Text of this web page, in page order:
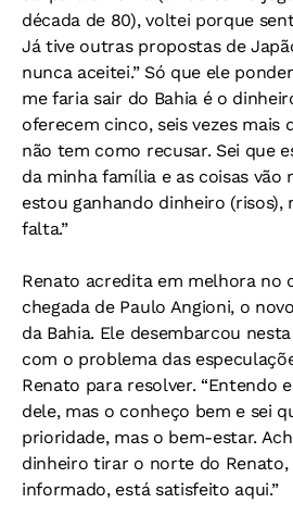
década de 80), voltei porque
Já tive outras propostas de
nunca aceitei.” Só que ele
me faria sair do Bahia é o
oferecem cinco, seis vezes mais
não tem como recusar. Sei que
da minha família e as coisas vão
estou ganhando dinheiro (risos),
falta.”
Renato acredita em melhora no
chegada de Paulo Angioni, o
da Bahia. Ele desembarcou
com o problema das
Renato para resolver. “Entendo
dele, mas o conheço bem e sei
prioridade, mas o bem-estar.
dinheiro tirar o norte do Renato,
informado, está satisfeito aqui.”